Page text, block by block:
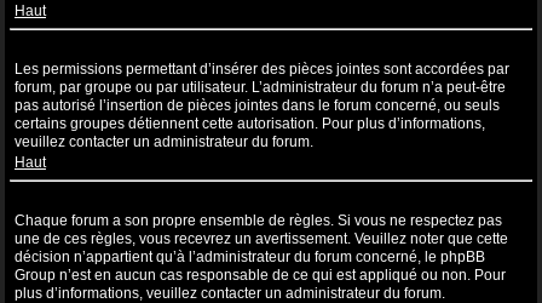
Haut
Les permissions permettant d’insérer des pièces jointes sont accordées par
forum, par groupe ou par utilisateur. L’administrateur du forum n’a peut-être
pas autorisé l’insertion de pièces jointes dans le forum concerné, ou seuls
certains groupes détiennent cette autorisation. Pour plus d’informations,
veuillez contacter un administrateur du forum.
Haut
Chaque forum a son propre ensemble de règles. Si vous ne respectez pas
une de ces règles, vous recevrez un avertissement. Veuillez noter que cette
décision n’appartient qu’à l’administrateur du forum concerné, le phpBB
Group n’est en aucun cas responsable de ce qui est appliqué ou non. Pour
plus d’informations, veuillez contacter un administrateur du forum.